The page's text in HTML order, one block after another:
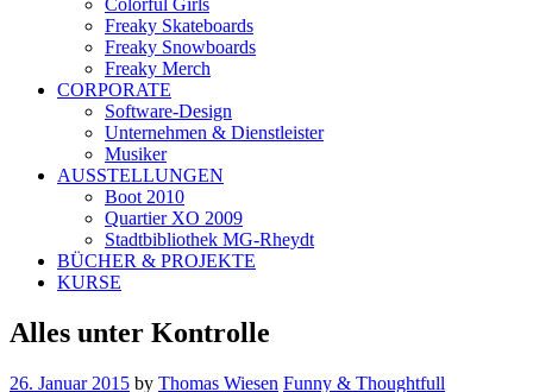
Freaky Skateboards
Freaky Snowboards
Freaky Merch
CORPORATE
Software-Design
Unternehmen & Dienstleister
Musiker
AUSSTELLUNGEN
Boot 2010
Quartier XO 2009
Stadtbibliothek MG-Rheydt
BÜCHER & PROJEKTE
KURSE
Alles unter Kontrolle
26. Januar 2015 by Thomas Wiesen Funny & Thoughtfull